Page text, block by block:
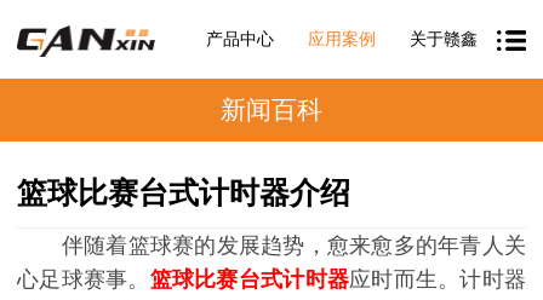
产品中心 应用案例 关于赣鑫
新闻百科
篮球比赛台式计时器介绍
伴随着篮球赛的发展趋势，愈来愈多的年青人关
心足球赛事。 篮球比赛台式计时器应时而生。计时器